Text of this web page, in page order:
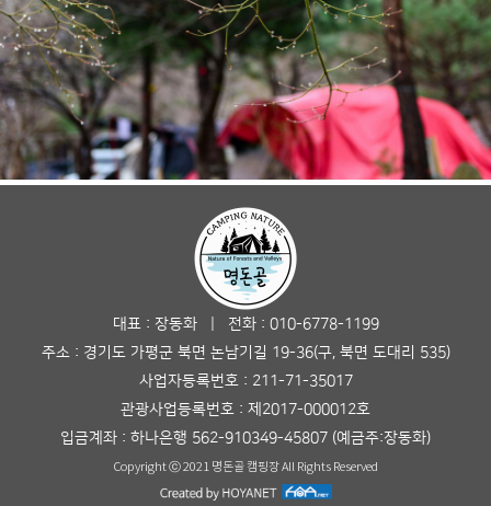
대표 : 장동화 | 전화 : 010-6778-1199
주소 : 경기도 가평군 북면 논남기길 19-36(구, 북면 도대리 535)
사업자등록번호 : 211-71-35017
관광사업등록번호 : 제2017-000012호
입금계좌 : 하나은행 562-910349-45807 (예금주:장동화)
Copyright ⓒ 2021 명돈골 캠핑장 All Rights Reserved